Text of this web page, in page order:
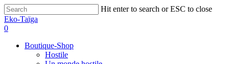
Hit enter to search or ESC to close
Eko-Taïga
0
Boutique-Shop
Hostile